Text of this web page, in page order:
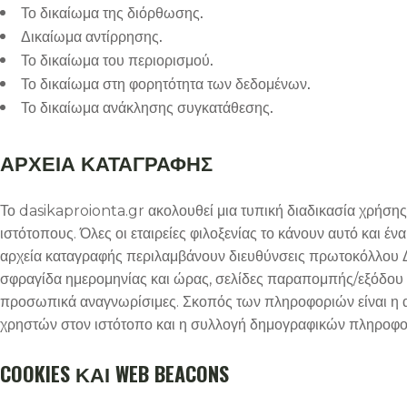
Το δικαίωμα της διόρθωσης.
Δικαίωμα αντίρρησης.
Το δικαίωμα του περιορισμού.
Το δικαίωμα στη φορητότητα των δεδομένων.
Το δικαίωμα ανάκλησης συγκατάθεσης.
ΑΡΧΕΙΑ ΚΑΤΑΓΡΑΦΗΣ
Το dasikaproionta.gr ακολουθεί μια τυπική διαδικασία
ιστότοπους. Όλες οι εταιρείες φιλοξενίας το κάνουν αυτό
αρχεία καταγραφής περιλαμβάνουν διευθύνσεις
σφραγίδα ημερομηνίας και ώρας, σελίδες παραπομπής/εξόδου
προσωπικά αναγνωρίσιμες. Σκοπός των πληροφοριών είναι η
χρηστών στον ιστότοπο και η συλλογή δημογραφικών
COOKIES ΚΑΙ WEB BEACONS